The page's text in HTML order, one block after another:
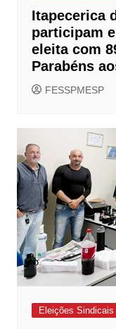
Itapecerica
participam
eleita com
Parabéns
FESSPMESP
Eleições Sindicais